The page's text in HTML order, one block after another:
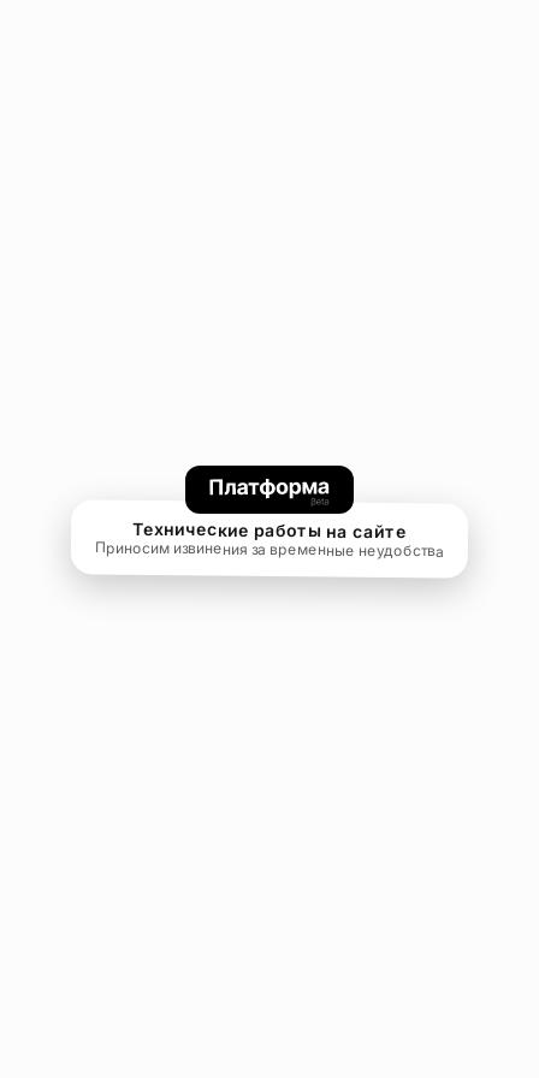
Технические работы на сайте
Приносим извинения за временные неудобства